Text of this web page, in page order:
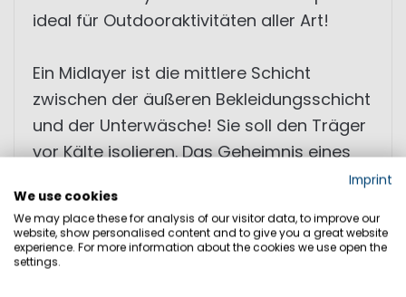
ideal für Outdooraktivitäten aller Art!
Ein Midlayer ist die mittlere Schicht
zwischen der äußeren Bekleidungsschicht
und der Unterwäsche! Sie soll den Träger
vor Kälte isolieren. Das Geheimnis eines
Kombination aus verschiedenen Lagen,
abgestimmt auf die äußeren
Bedingungen, damit die verfügbare
Imprint
We use cookies
We may place these for analysis of our visitor data, to improve our
website, show personalised content and to give you a great website
experience. For more information about the cookies we use open the
settings.